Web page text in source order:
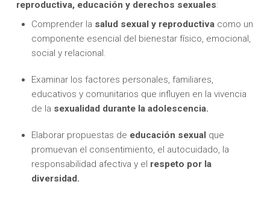
reproductiva, educación y derechos sexuales:
Comprender la salud sexual y reproductiva como un
componente esencial del bienestar físico, emocional,
social y relacional.
Examinar los factores personales, familiares,
educativos y comunitarios que influyen en la vivencia
de la sexualidad durante la adolescencia.
Elaborar propuestas de educación sexual que
promuevan el consentimiento, el autocuidado, la
responsabilidad afectiva y el respeto por la
diversidad.